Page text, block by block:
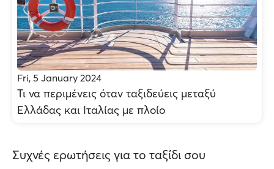
Fri, 5 January 2024
Τι να περιμένεις όταν ταξιδεύεις μεταξύ
Ελλάδας και Ιταλίας με πλοίο
Συχνές ερωτήσεις για το ταξίδι σου